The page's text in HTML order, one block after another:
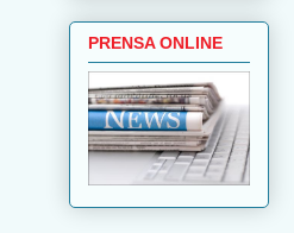
PRENSA ONLINE